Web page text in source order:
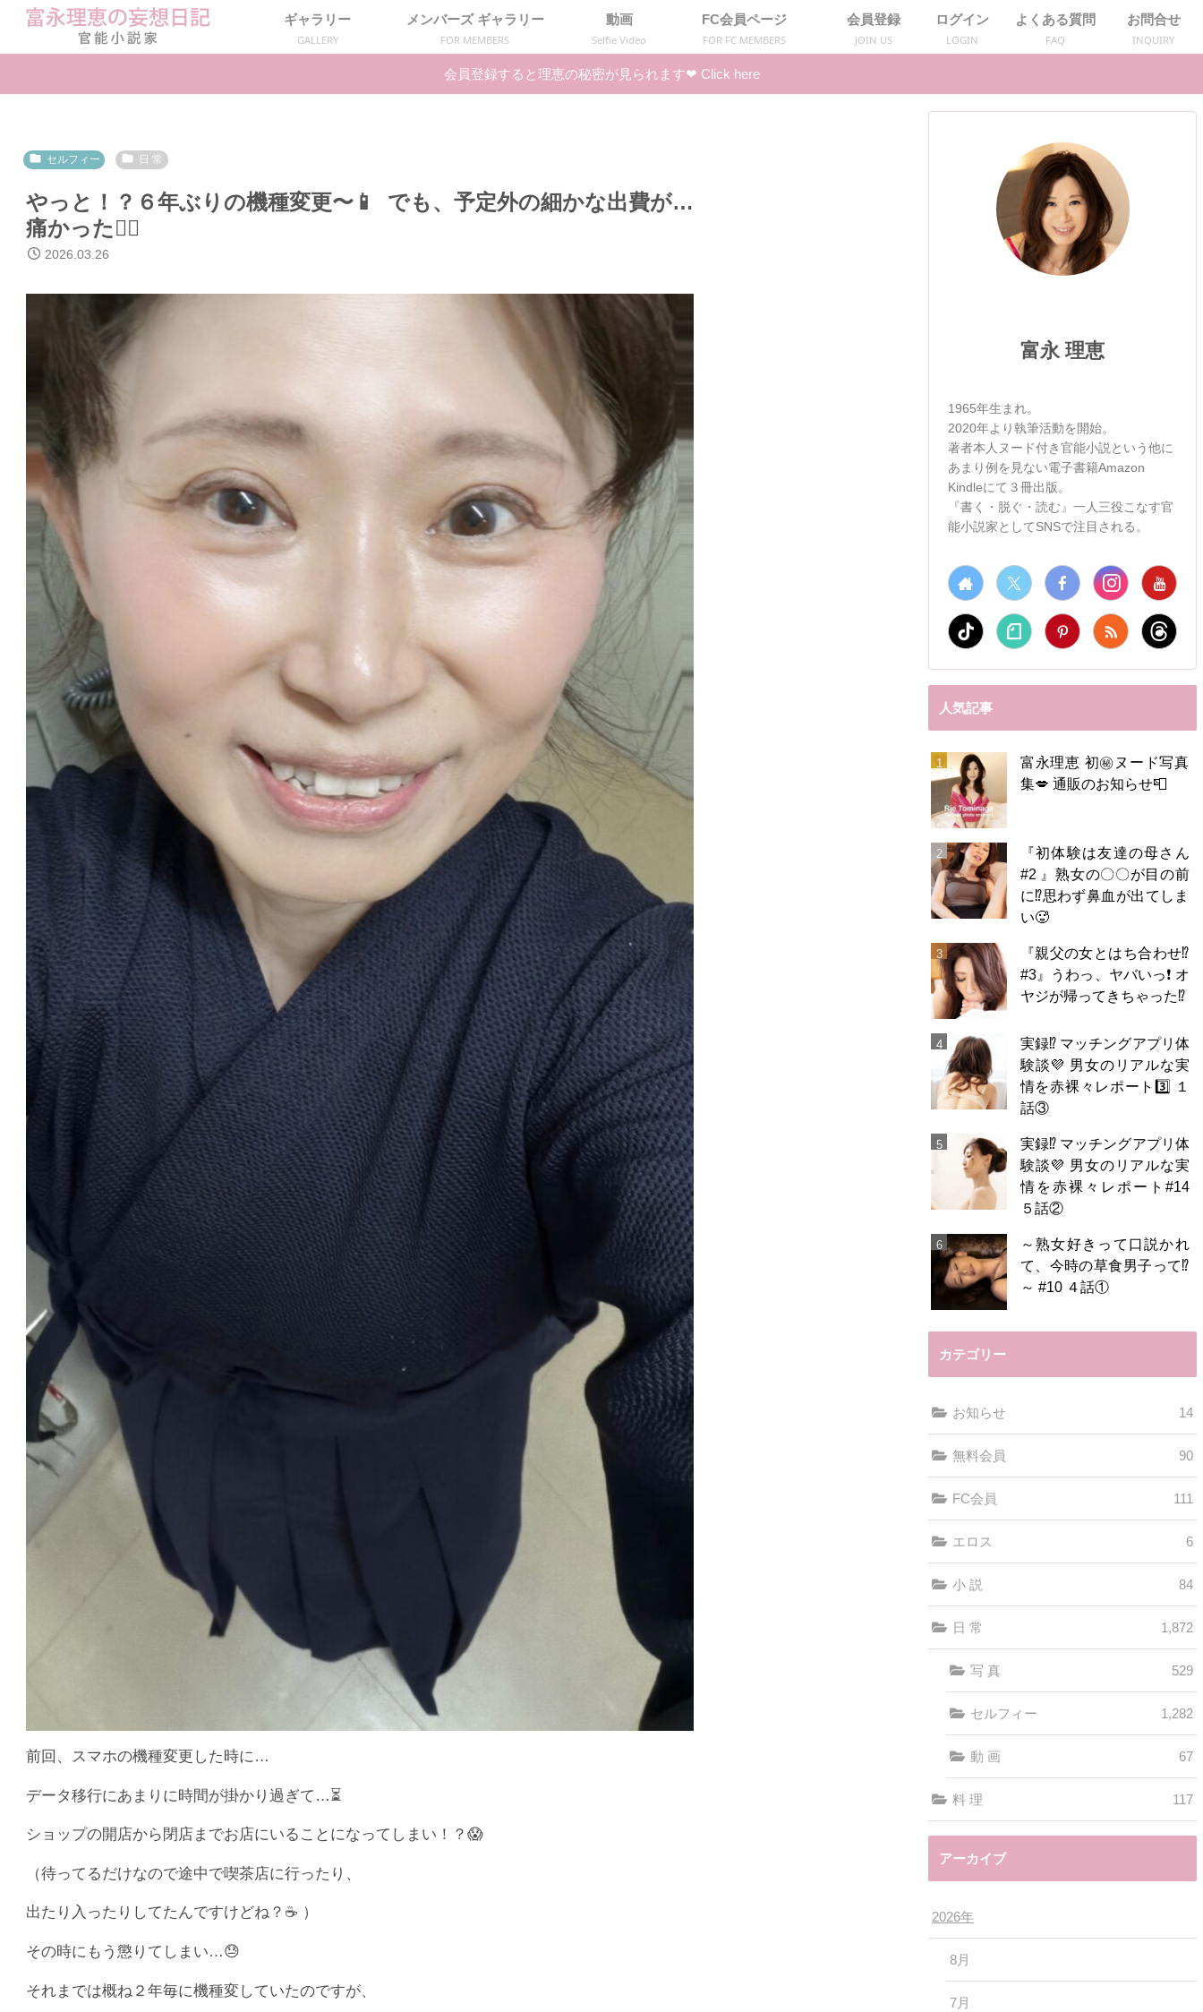
ギャラリー
GALLERY
メンバーズ ギャラリー
FOR MEMBERS
動画
Selfie Video
FC会員ページ
FOR FC MEMBERS
会員登録
JOIN US
ログイン
LOGIN
よくある質問
FAQ
お問合せ
INQUIRY
会員登録すると理恵の秘密が見られます❤︎ Click here
セルフィー 日 常
やっと！？６年ぶりの機種変更〜📱 でも、予定外の細かな出費が…
痛かった😮‍💨
2026.03.26
前回、スマホの機種変更した時に…
データ移行にあまりに時間が掛かり過ぎて…⏳
ショップの開店から閉店までお店にいることになってしまい！？😱
（待ってるだけなので途中で喫茶店に行ったり、
出たり入ったりしてたんですけどね？☕️ ）
その時にもう懲りてしまい…😓
それまでは概ね２年毎に機種変していたのですが、
富永 理恵
1965年生まれ。
2020年より執筆活動を開始。
著者本人ヌード付き官能小説という他に
あまり例を見ない電子書籍Amazon
Kindleにて３冊出版。
『書く・脱ぐ・読む』一人三役こなす官
能小説家としてSNSで注目される。
人気記事
富永理恵 初㊙️ヌード写真
集💋 通販のお知らせ📮
『初体験は友達の母さん
#2 』熟女の〇〇が目の前
に⁉️思わず鼻血が出てしま
い🥵
『親父の女とはち合わせ⁉︎
#3』うわっ、ヤバいっ❗️ オ
ヤジが帰ってきちゃった⁉️
実録⁉️ マッチングアプリ体
験談💜 男女のリアルな実
情を赤裸々レポート3️⃣ １
話③
実録⁉️ マッチングアプリ体
験談💜 男女のリアルな実
情を赤裸々レポート#14
５話②
～熟女好きって口説かれ
て、今時の草食男子って⁉️
～ #10 ４話①
カテゴリー
お知らせ 14
無料会員 90
FC会員 111
エロス 6
小 説 84
日 常 1,872
写 真 529
セルフィー 1,282
動 画 67
料 理 117
アーカイブ
2026年
8月
7月